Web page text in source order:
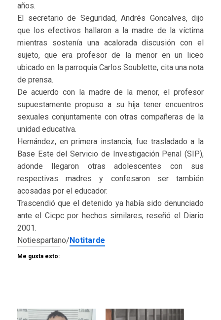
años.
El secretario de Seguridad, Andrés Goncalves, dijo
que los efectivos hallaron a la madre de la víctima
mientras sostenía una acalorada discusión con el
sujeto, que era profesor de la menor en un liceo
ubicado en la parroquia Carlos Soublette, cita una nota
de prensa.
De acuerdo con la madre de la menor, el profesor
supuestamente propuso a su hija tener encuentros
sexuales conjuntamente con otras compañeras de la
unidad educativa.
Hernández, en primera instancia, fue trasladado a la
Base Este del Servicio de Investigación Penal (SIP),
adonde llegaron otras adolescentes con sus
respectivas madres y confesaron ser también
acosadas por el educador.
Trascendió que el detenido ya había sido denunciado
ante el Cicpc por hechos similares, reseñó el Diario
2001.
Notiespartano/Notitarde
Me gusta esto: